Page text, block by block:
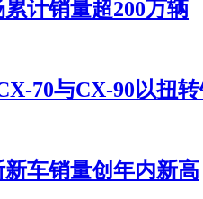
计销量超200万辆
70与CX-90以扭
新车销量创年内新高